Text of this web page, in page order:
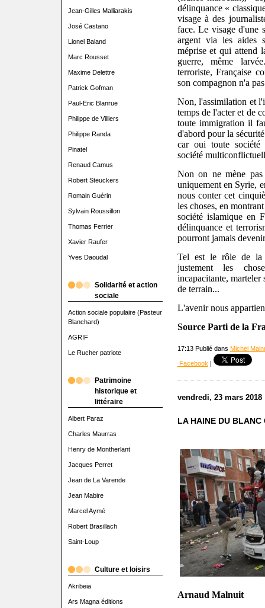
Jean-Gilles Malliarakis
José Castano
Lionel Baland
Marc Rousset
Maxime Delettre
Patrick Gofman
Paul-Eric Blanrue
Philippe de Villiers
Philippe Randa
Pinatel
Renaud Camus
Robert Steuckers
Romain Guérin
Sylvain Roussillon
Thomas Ferrier
Xavier Raufer
Yves Daoudal
Solidarité et action
sociale
Action sociale populaire (Pasteur
Blanchard)
AGRIF
Le Rucher patriote
Patrimoine
historique et
littéraire
Albert Paraz
Charles Maurras
Henry de Montherlant
Jacques Perret
Jean de La Varende
Jean Mabire
Marcel Aymé
Robert Brasillach
Saint-Loup
Culture et loisirs
Akribeia
Ars Magna éditions
délinquance «
visage à des
face. Le visage d'une
argent via les aides
méprise et qui attend
guerre, même
terroriste, Française
son compagnon n'a
Non, l'assimilation et
temps de l'acter et de
toute immigration il
d'abord pour la
car oui toute société
société
Non on ne mène
uniquement en Syrie,
nous conter cet
les choses, en
société islamique en
délinquance et
pourront jamais
Tel est le rôle de la
justement les
incapacitante, marteler
de terrain...
L'avenir nous
Source Parti de la
17:13 Publié dans Michel
Facebook |
vendredi, 23 mars 2018
LA HAINE DU BLANC
Arnaud Malnuit